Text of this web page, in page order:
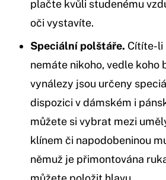
plačte kvůli studenému
oči vystavíte.
Speciální polštáře. Cítíte-li
nemáte nikoho, vedle koho
vynálezy jsou určeny
dispozici v dámském i
můžete si vybrat mezi
klínem či napodobeninou
němuž je přimontována